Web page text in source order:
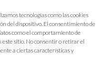
tecnologías como las cookies
del dispositivo. El consentimiento de
como el comportamiento de
este sitio. No consentir o retirar el
a ciertas características y